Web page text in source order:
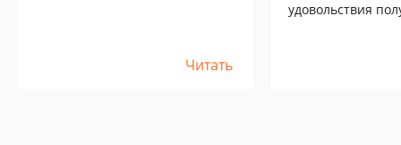
Читать
удовольствия